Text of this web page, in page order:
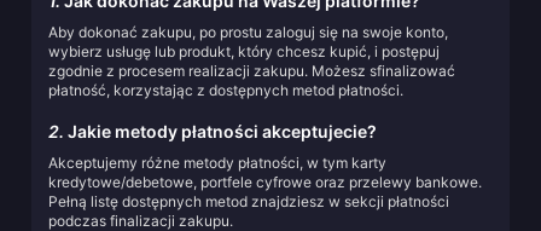
Aby dokonać zakupu, po prostu zaloguj się na swoje konto,
wybierz usługę lub produkt, który chcesz kupić, i postępuj
zgodnie z procesem realizacji zakupu. Możesz sfinalizować
płatność, korzystając z dostępnych metod płatności.
2. Jakie metody płatności akceptujecie?
Akceptujemy różne metody płatności, w tym karty
kredytowe/debetowe, portfele cyfrowe oraz przelewy bankowe.
Pełną listę dostępnych metod znajdziesz w sekcji płatności
podczas finalizacji zakupu.